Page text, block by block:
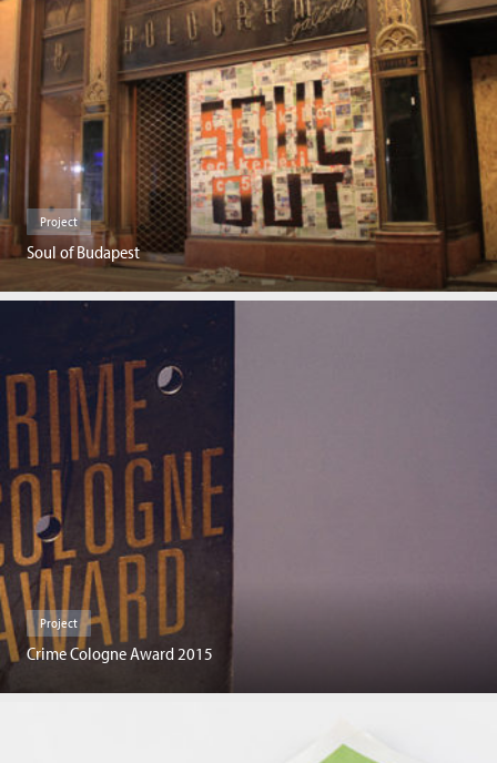
Project
Soul of Budapest
Project
Crime Cologne Award 2015